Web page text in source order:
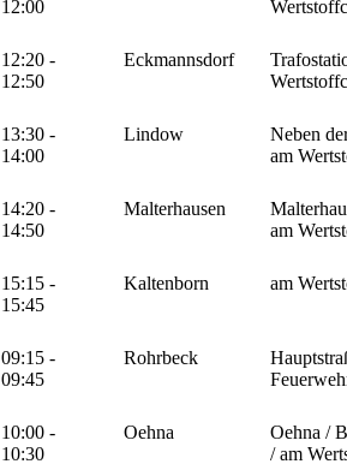
12:00
12:20 -
12:50
Eckmannsdorf
13:30 -
14:00
Lindow
Neben
am
14:20 -
14:50
Malterhausen
am
15:15 -
15:45
Kaltenborn am
09:15 -
09:45
Rohrbeck
10:00 -
10:30
Oehna
Oehna /
/ am